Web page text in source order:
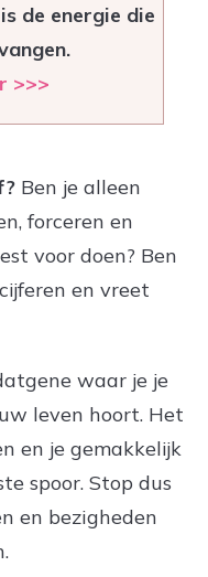
de energie die
>>>
Ben je alleen
forceren en
voor doen? Ben
en vreet
waar je je
leven hoort. Het
en je gemakkelijk
spoor. Stop dus
en bezigheden